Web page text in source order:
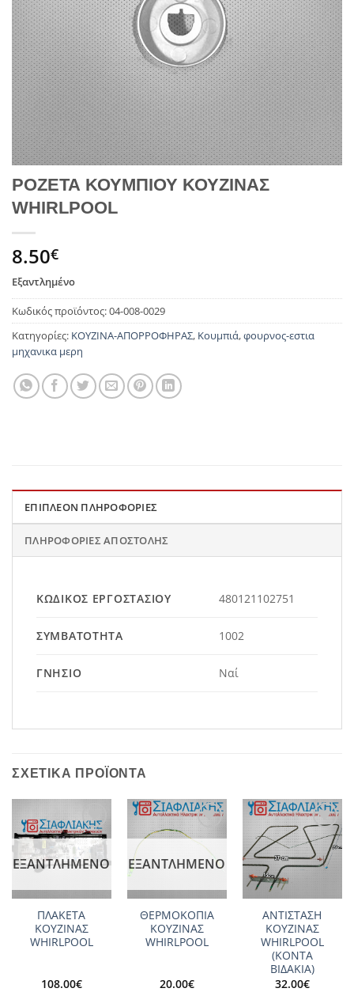
ΡΟΖΕΤΑ ΚΟΥΜΠΙΟΥ ΚΟΥΖΙΝΑΣ
WHIRLPOOL
8.50€
Εξαντλημένο
Κωδικός προϊόντος:04-008-0029
Κατηγορίες: ΚΟΥΖΙΝΑ-ΑΠΟΡΡΟΦΗΡΑΣ, Κουμπιά,φουρνος-εστια
μηχανικα μερη
ΕΠΙΠΛΈΟΝ ΠΛΗΡΟΦΟΡΊΕΣ
ΠΛΗΡΟΦΟΡΊΕΣ ΑΠΟΣΤΟΛΉΣ
ΚΩΔΙΚΌΣ ΕΡΓΟΣΤΑΣΊΟΥ 480121102751
ΣΥΜΒΑΤΌΤΗΤΑ 1002
ΓΝΉΣΙΟ Ναί
ΣΧΕΤΙΚΆ ΠΡΟΪΌΝΤΑ
Add to
wishlist
ΕΞΑΝΤΛΗΜΈΝΟ
ΠΛΑΚΕΤΑ
ΚΟΥΖΙΝΑΣ
WHIRLPOOL
108.00€
Add to
wishlist
ΕΞΑΝΤΛΗΜΈΝΟ
ΘΕΡΜΟΚΟΠΙΑ
ΚΟΥΖΙΝΑΣ
WHIRLPOOL
20.00€
Add to
wishlist
ΑΝΤΙΣΤΑΣΗ
ΚΟΥΖΙΝΑΣ
WHIRLPOOL
(ΚΟΝΤΑ
ΒΙΔΑΚΙΑ)
32.00€